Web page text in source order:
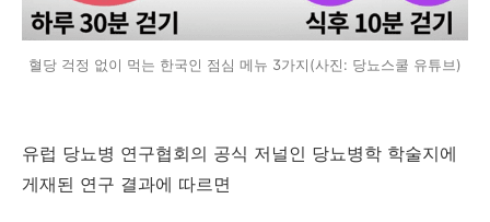
혈당 걱정 없이 먹는 한국인 점심 메뉴 3가지(사진: 당뇨스쿨 유튜브)
유럽 당뇨병 연구협회의 공식 저널인 당뇨병학 학술지에
게재된 연구 결과에 따르면